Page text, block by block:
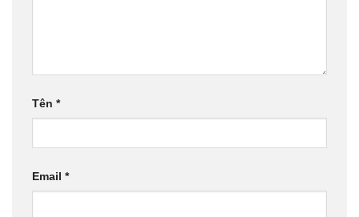
Tên *
Email *